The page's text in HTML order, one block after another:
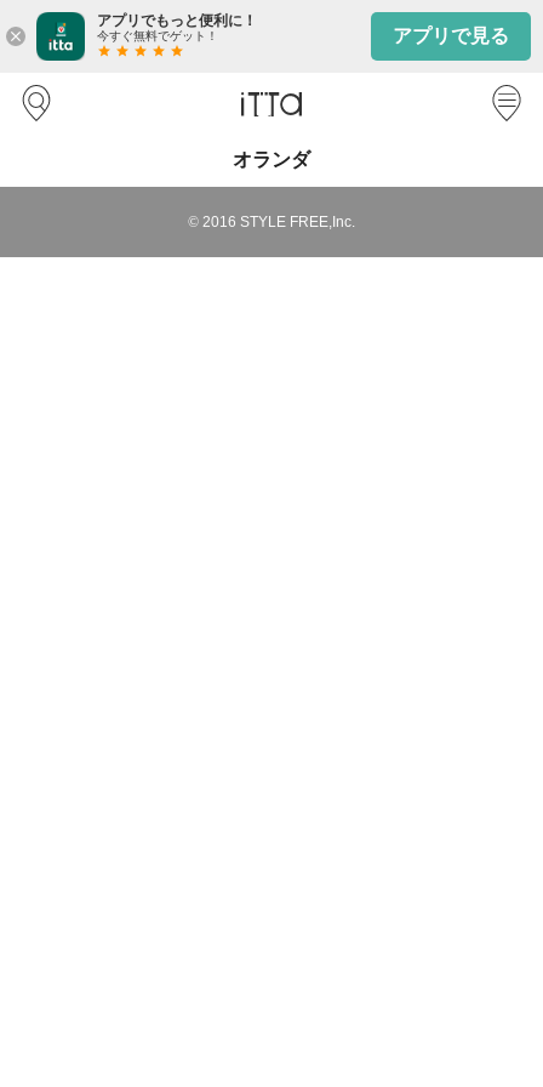
close
アプリでもっと便利に！
今すぐ無料でゲット！
star star star star star
アプリで見る
オランダ
© 2016 STYLE FREE,Inc.